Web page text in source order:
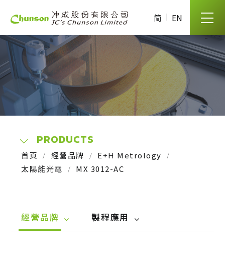
简 EN
PRODUCTS
首頁 經營品牌
E+H Metrology
太陽能光電
MX 3012-AC
經營品牌 製程應用